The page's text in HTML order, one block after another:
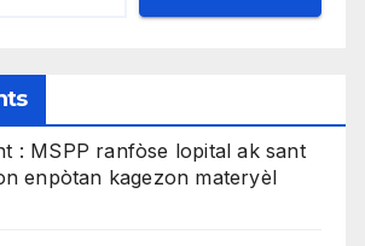
: MSPP ranfòse lopital ak sant
enpòtan kagezon materyèl